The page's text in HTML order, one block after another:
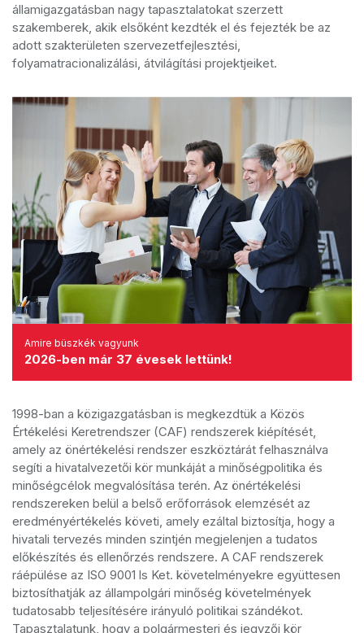
államigazgatásban nagy tapasztalatokat szerzett
szakemberek, akik elsőként kezdték el és fejezték be az
adott szakterületen szervezetfejlesztési,
folyamatracionalizálási, átvilágítási projektjeiket.
Amire büszkék vagyunk
2026-ben már 37 évesek lettünk!
1998-ban a közigazgatásban is megkezdtük a Közös
Értékelési Keretrendszer (CAF) rendszerek kiépítését,
amely az önértékelési rendszer eszköztárát felhasználva
segíti a hivatalvezetői kör munkáját a minőségpolitika és
minőségcélok megvalósítása terén. Az önértékelési
rendszereken belül a belső erőforrások elemzését az
eredményértékelés követi, amely ezáltal biztosítja, hogy a
hivatali tervezés minden szintjén megjelenjen a tudatos
előkészítés és ellenőrzés rendszere. A CAF rendszerek
ráépülése az ISO 9001 ls Ket. követelményekre együttesen
biztosíthatják az állampolgári minőség követelmények
tudatosabb teljesítésére irányuló politikai szándékot.
Tapasztalatunk, hogy a polgármesteri és jegyzői kör